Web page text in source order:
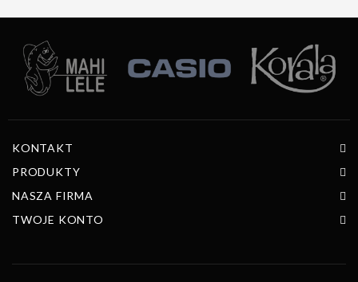
KONTAKT
PRODUKTY
NASZA FIRMA
TWOJE KONTO